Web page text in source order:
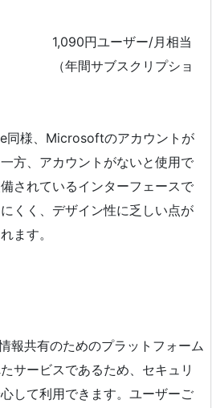
ザー/月相当
スクリプショ
同様、Microsoftのアカウントが
方、アカウントがないと使用で
されているインターフェースで
くく、デザイン性に乏しい点が
ます。
報共有のためのプラットフォーム
サービスであるため、セキュリ
して利用できます。ユーザーご